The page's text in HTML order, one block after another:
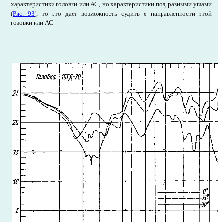
характеристики головки или АС, но характеристики под разными углами
(Рис. 93), то это даст возможность судить о направленности этой
головки или АС.